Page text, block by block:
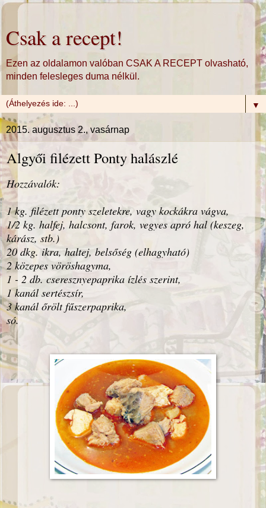
Csak a recept!
Ezen az oldalamon valóban CSAK A RECEPT olvasható,
minden felesleges duma nélkül.
▼
2015. augusztus 2., vasárnap
Algyői filézett Ponty halászlé
Hozzávalók:
1 kg. filézett ponty szeletekre, vagy kockákra vágva,
1/2 kg. halfej, halcsont, farok, vegyes apró hal (keszeg,
kárász, stb.)
20 dkg. ikra, haltej, belsőség (elhagyható)
2 közepes vöröshagyma,
1 - 2 db. cseresznyepaprika ízlés szerint,
1 kanál sertészsír,
3 kanál őrölt fűszerpaprika,
só.